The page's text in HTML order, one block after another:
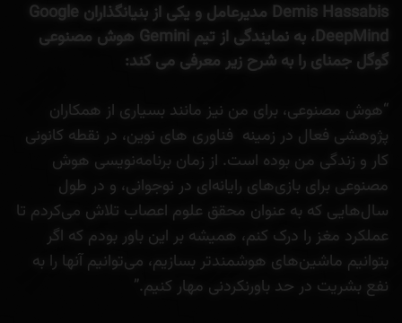
Demis Hassabis مدیرعامل و یکی از بنیانگذاران Google
DeepMind، به نمایندگی از تیم Gemini هوش مصنوعی
گوگل جمنای را به شرح زیر معرفی می کند:
“هوش مصنوعی، برای من نیز مانند بسیاری از همکاران
پژوهشی فعال در زمینه فناوری های نوین، در نقطه کانونی
کار و زندگی من بوده است. از زمان برنامه‌نویسی هوش
مصنوعی برای بازی‌های رایانه‌ای در نوجوانی، و در طول
سال‌هایی که به عنوان محقق علوم اعصاب تلاش می‌کردم تا
عملکرد مغز را درک کنم، همیشه بر این باور بودم که اگر
بتوانیم ماشین‌های هوشمندتر بسازیم، می‌توانیم آنها را به
نفع بشریت در حد باورنکردنی مهار کنیم.”